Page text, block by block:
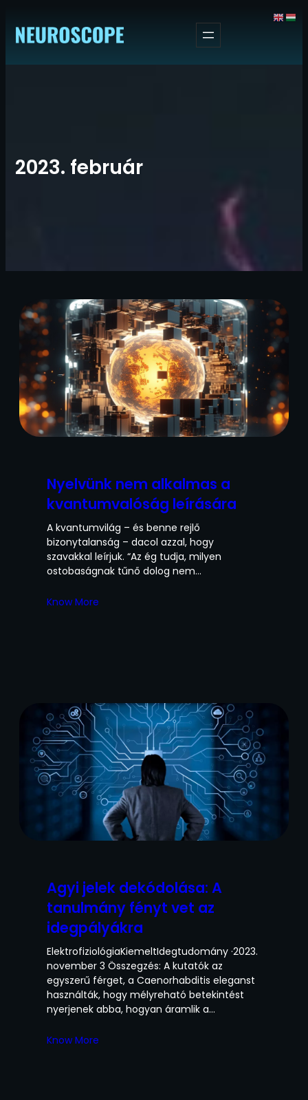
tartalomhoz
2023. február
Nyelvünk nem alkalmas a
kvantumvalóság leírására
A kvantumvilág – és benne rejlő
bizonytalanság – dacol azzal, hogy
szavakkal leírjuk. “Az ég tudja, milyen
ostobaságnak tűnő dolog nem…
Know More
Agyi jelek dekódolása: A
tanulmány fényt vet az
idegpályákra
ElektrofiziológiaKiemeltIdegtudomány ·2023.
november 3 Összegzés: A kutatók az
egyszerű férget, a Caenorhabditis eleganst
használták, hogy mélyreható betekintést
nyerjenek abba, hogyan áramlik a…
Know More